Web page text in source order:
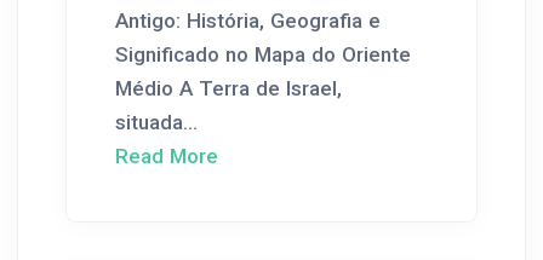
Antigo: História, Geografia e
Significado no Mapa do Oriente
Médio A Terra de Israel,
situada...
Read More